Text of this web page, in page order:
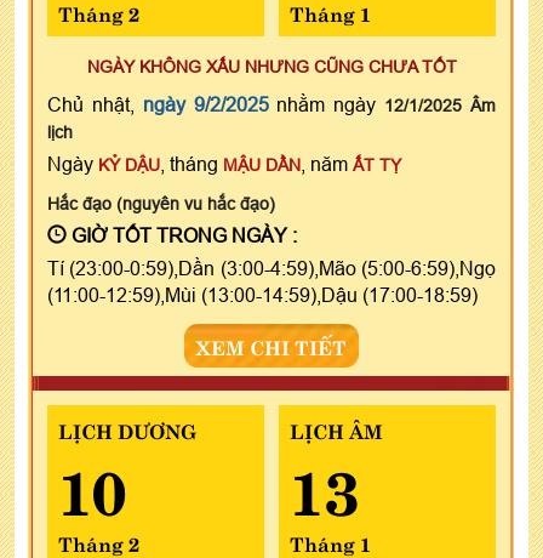
Tháng 2 Tháng 1
NGÀY KHÔNG XẤU NHƯNG CŨNG CHƯA TỐT
Chủ nhật, ngày 9/2/2025nhằm ngày 12/1/2025 Âm
lịch
Ngày KỶ DẬU , tháng MẬU DẦN , năm ẤT TỴ
Hắc đạo (nguyên vu hắc đạo)
GIỜ TỐT TRONG NGÀY :
Tí (23:00-0:59),Dần (3:00-4:59),Mão (5:00-6:59),Ngọ
(11:00-12:59),Mùi (13:00-14:59),Dậu (17:00-18:59)
XEM CHI TIẾT
LỊCH DƯƠNG
10
Tháng 2
LỊCH ÂM
13
Tháng 1